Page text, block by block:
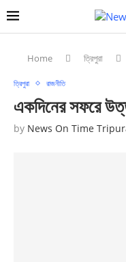
Home ত্রিপুরা
ত্রিপুরা রাজনীতি
একদিনের সফরে
by News On Time